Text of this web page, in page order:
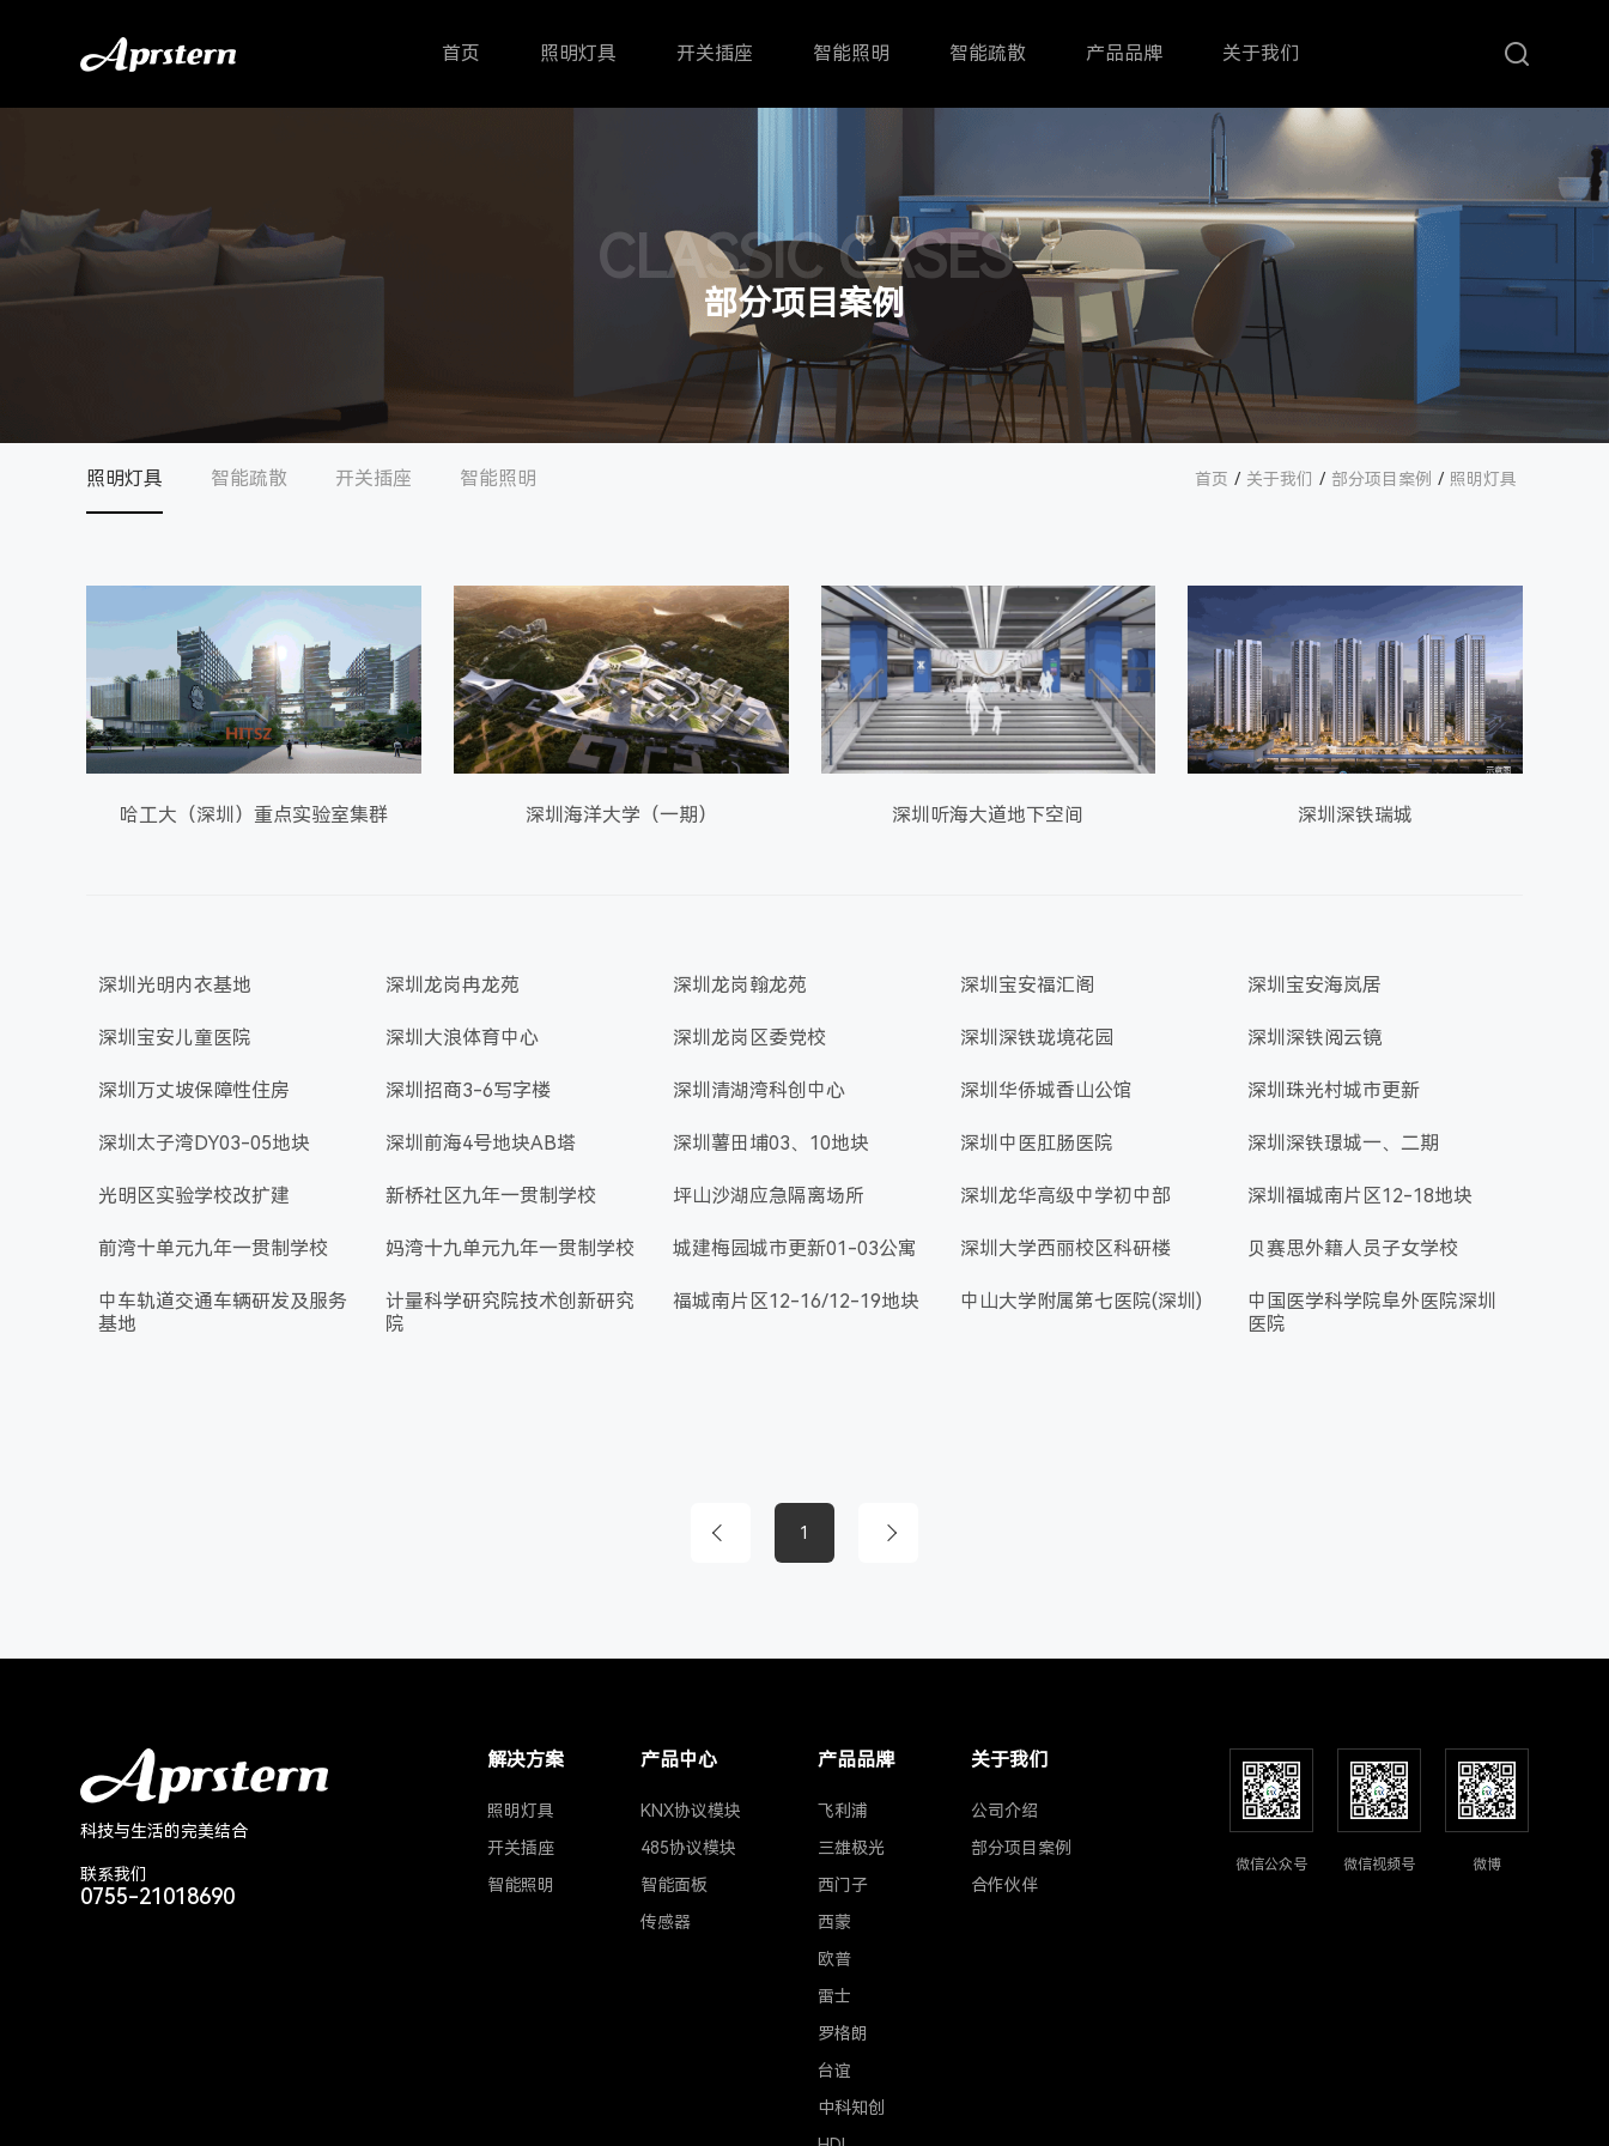
首页 照明灯具 开关插座 智能照明 智能疏散 产品品牌 关于我们
CLASSIC CASES
部分项目案例
照明灯具 智能疏散 开关插座 智能照明 首页 / 关于我们 / 部分项目案例 / 照明灯具
哈工大（深圳）重点实验室集群 深圳海洋大学（一期） 深圳听海大道地下空间 深圳深铁瑞城
深圳光明内衣基地 深圳龙岗冉龙苑 深圳龙岗翰龙苑 深圳宝安福汇阁 深圳宝安海岚居
深圳宝安儿童医院 深圳大浪体育中心 深圳龙岗区委党校 深圳深铁珑境花园 深圳深铁阅云镜
深圳万丈坡保障性住房 深圳招商3-6写字楼 深圳清湖湾科创中心 深圳华侨城香山公馆 深圳珠光村城市更新
深圳太子湾DY03-05地块 深圳前海4号地块AB塔 深圳薯田埔03、10地块 深圳中医肛肠医院 深圳深铁璟城一、二期
光明区实验学校改扩建 新桥社区九年一贯制学校 坪山沙湖应急隔离场所 深圳龙华高级中学初中部 深圳福城南片区12-18地块
前湾十单元九年一贯制学校 妈湾十九单元九年一贯制学校 城建梅园城市更新01-03公寓 深圳大学西丽校区科研楼 贝赛思外籍人员子女学校
中车轨道交通车辆研发及服务
基地
计量科学研究院技术创新研究
院
福城南片区12-16/12-19地块 中山大学附属第七医院(深圳)
中国医学科学院阜外医院深圳
医院
1
科技与生活的完美结合
联系我们
0755-21018690
解决方案
照明灯具
开关插座
智能照明
产品中心
KNX协议模块
485协议模块
智能面板
传感器
产品品牌
飞利浦
三雄极光
西门子
西蒙
欧普
雷士
罗格朗
台谊
中科知创
关于我们
公司介绍
部分项目案例
合作伙伴
微信公众号 微信视频号 微博